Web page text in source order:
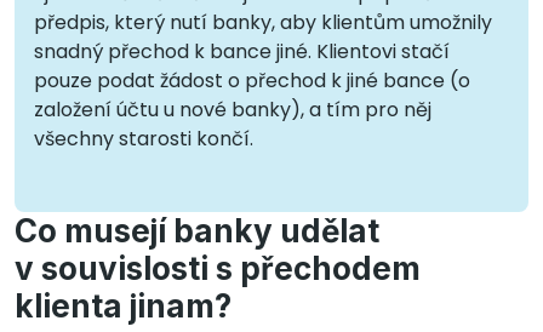
předpis, který nutí banky, aby klientům umožnily
snadný přechod k bance jiné. Klientovi stačí
pouze podat žádost o přechod k jiné bance (o
založení účtu u nové banky), a tím pro něj
všechny starosti končí.
Co musejí banky udělat
v souvislosti s přechodem
klienta jinam?